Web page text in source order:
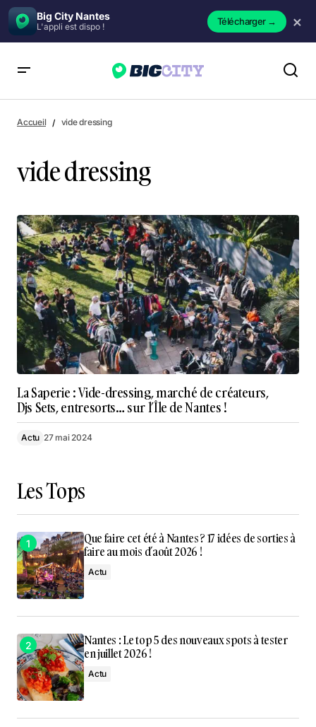
Big City Nantes
L'appli est dispo ! Télécharger→ ×
Accueil vide dressing
vide dressing
La Saperie : Vide-dressing, marché de créateurs,
Djs Sets, entresorts… sur l’Île de Nantes !
Actu 27 mai 2024
Les Tops
Que faire cet été à Nantes ? 17 idées de sorties à
faire au mois d’août 2026 !
Actu
Nantes : Le top 5 des nouveaux spots à tester
en juillet 2026 !
Actu